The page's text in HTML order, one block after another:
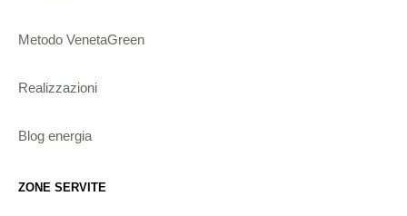
Metodo VenetaGreen
Realizzazioni
Blog energia
ZONE SERVITE